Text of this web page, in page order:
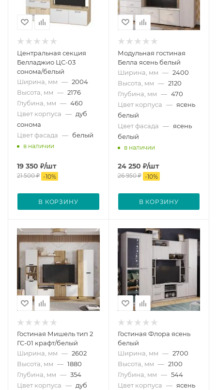
Центральная секция
Белладжио ЦС-03
сонома/белый
Ширина, мм — 2004
Высота, мм — 2176
Глубина, мм — 460
Цвет корпуса — дуб
сонома
Цвет фасада — белый
в наличии
19 350 ₽/шт
21 500₽ -10%
В КОРЗИНУ
Модульная гостиная
Белла ясень белый
Ширина, мм — 2400
Высота, мм — 2120
Глубина, мм — 470
Цвет корпуса — ясень
белый
Цвет фасада — ясень
белый
в наличии
24 250 ₽/шт
26 950₽ -10%
В КОРЗИНУ
Гостиная Мишель тип 2
ГС-01 крафт/белый
Ширина, мм — 2602
Высота, мм — 1880
Глубина, мм — 354
Цвет корпуса — дуб
Гостиная Флора ясень
белый
Ширина, мм — 2700
Высота, мм — 2100
Глубина, мм — 544
Цвет корпуса — ясень